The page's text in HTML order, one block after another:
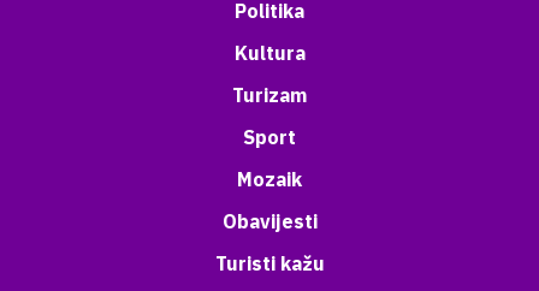
Politika
Kultura
Turizam
Sport
Mozaik
Obavijesti
Turisti kažu